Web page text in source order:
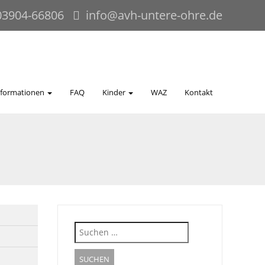
66806 info@avh-untere-ohre.de
FAQ Kinder WAZ Kontakt
Suche
nach: